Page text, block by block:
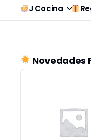
J Cocina
Novedades